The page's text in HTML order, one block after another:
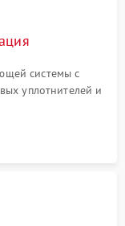
системы с
уплотнителей и
корпуса
аргоном для